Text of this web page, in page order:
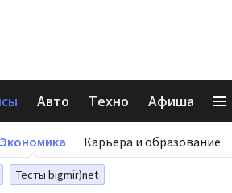
Авто Техно Афиша
Экономика Карьера и образование
Тесты bigmir)net